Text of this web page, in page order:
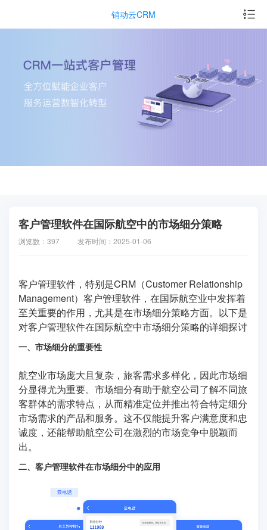
销动云CRM
客户管理软件在国际航空中的市场细分策略
浏览数：397 发布时间：2025-01-06
客户管理软件，特别是CRM（Customer Relationship
Management）客户管理软件，在国际航空业中发挥着
至关重要的作用，尤其是在市场细分策略方面。以下是
对客户管理软件在国际航空中市场细分策略的详细探讨
一、市场细分的重要性
航空业市场庞大且复杂，旅客需求多样化，因此市场细
分显得尤为重要。市场细分有助于航空公司了解不同旅
客群体的需求特点，从而精准定位并推出符合特定细分
市场需求的产品和服务。这不仅能提升客户满意度和忠
诚度，还能帮助航空公司在激烈的市场竞争中脱颖而
出。
二、客户管理软件在市场细分中的应用